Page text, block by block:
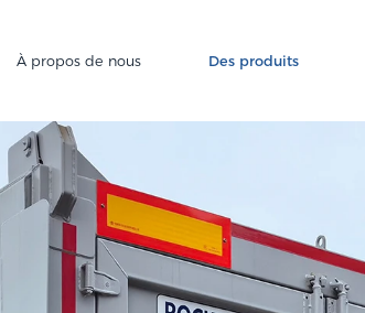
À propos de nous Des produits